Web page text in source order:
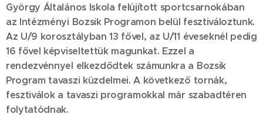
György Általános Iskola felújított sportcsarnokában
az Intézményi Bozsik Programon belül fesztiváloztunk.
Az U/9 korosztályban 13 fővel, az U/11 éveseknél pedig
16 fővel képviseltettük magunkat. Ezzel a
rendezvénnyel elkezdődtek számunkra a Bozsik
Program tavaszi küzdelmei. A következő tornák,
fesztiválok a tavaszi programokkal már szabadtéren
folytatódnak.